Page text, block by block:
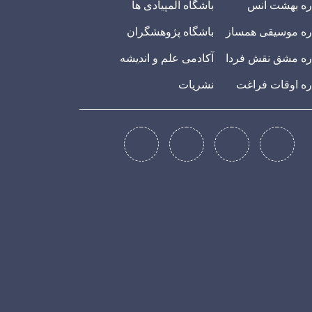
بهشت انس
موسیقی همساز
مشق نقش فردا
اوقات فراغت
باشگاه المپیادی ها
باشگاه پژوهشگران
آکادمی علم و اندیشه
نشریات